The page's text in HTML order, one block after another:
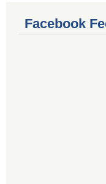
Facebook